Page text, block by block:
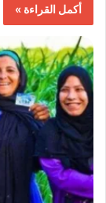
أكمل القراءة »